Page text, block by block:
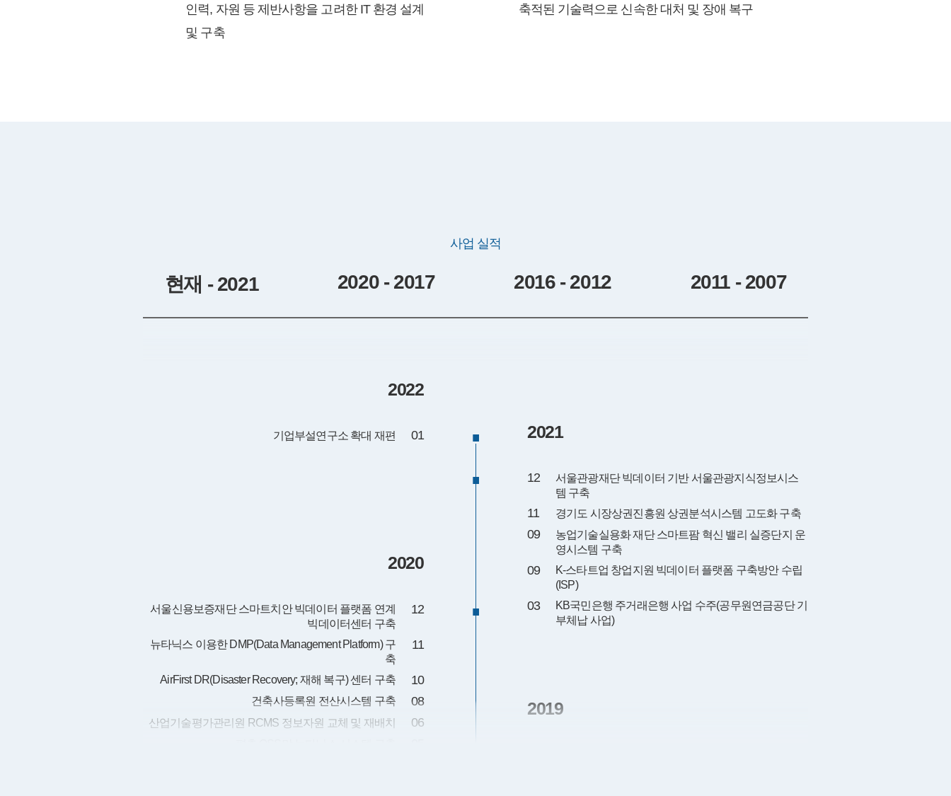
인력, 자원 등 제반사항을 고려한 IT 환경 설계
및 구축
축적된 기술력으로 신속한 대처 및 장애 복구
사업 실적
현재 - 2021 2020 - 2017 2016 - 2012 2011 - 2007
2022
기업부설연구소 확대 재편 01
2020
서울신용보증재단 스마트치안 빅데이터 플랫폼 연계
빅데이터센터 구축
12
뉴타닉스 이용한 DMP(Data Management Platform) 구
축
11
AirFirst DR(Disaster Recovery; 재해 복구) 센터 구축 10
건축사등록원 전산시스템 구축 08
산업기술평가관리원 RCMS 정보자원 교체 및 재배치 06
2021
12
서울관광재단 빅데이터 기반 서울관광지식정보시스
템 구축
11 경기도 시장상권진흥원 상권분석시스템 고도화 구축
09
농업기술실용화 재단 스마트팜 혁신 밸리 실증단지 운
영시스템 구축
09
K-스타트업 창업지원 빅데이터 플랫폼 구축방안 수립
(ISP)
03
KB국민은행 주거래은행 사업 수주(공무원연금공단 기
부체납 사업)
2019